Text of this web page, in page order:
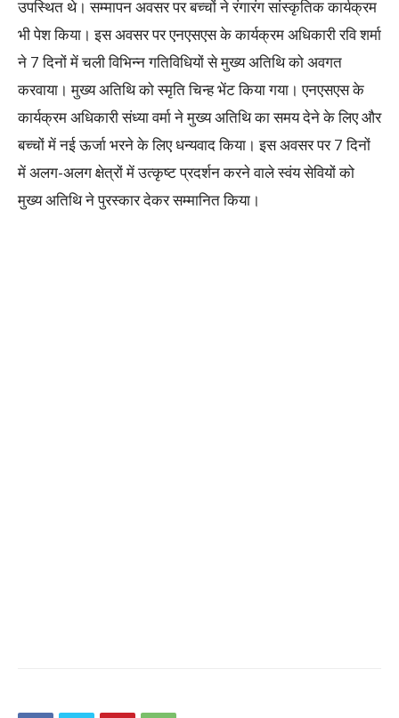
उपस्थित थे। सम्मापन अवसर पर बच्चों ने रंगारंग सांस्कृतिक कार्यक्रम
भी पेश किया। इस अवसर पर एनएसएस के कार्यक्रम अधिकारी रवि शर्मा
ने 7 दिनों में चली विभिन्न गतिविधियों से मुख्य अतिथि को अवगत
करवाया। मुख्य अतिथि को स्मृति चिन्ह भेंट किया गया। एनएसएस के
कार्यक्रम अधिकारी संध्या वर्मा ने मुख्य अतिथि का समय देने के लिए और
बच्चों में नई ऊर्जा भरने के लिए धन्यवाद किया। इस अवसर पर 7 दिनों
में अलग-अलग क्षेत्रों में उत्कृष्ट प्रदर्शन करने वाले स्वंय सेवियों को
मुख्य अतिथि ने पुरस्कार देकर सम्मानित किया।